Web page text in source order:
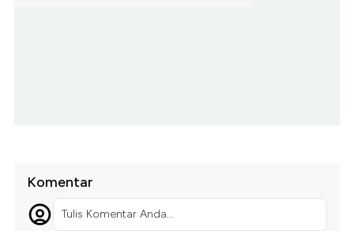
Komentar
Tulis Komentar Anda...